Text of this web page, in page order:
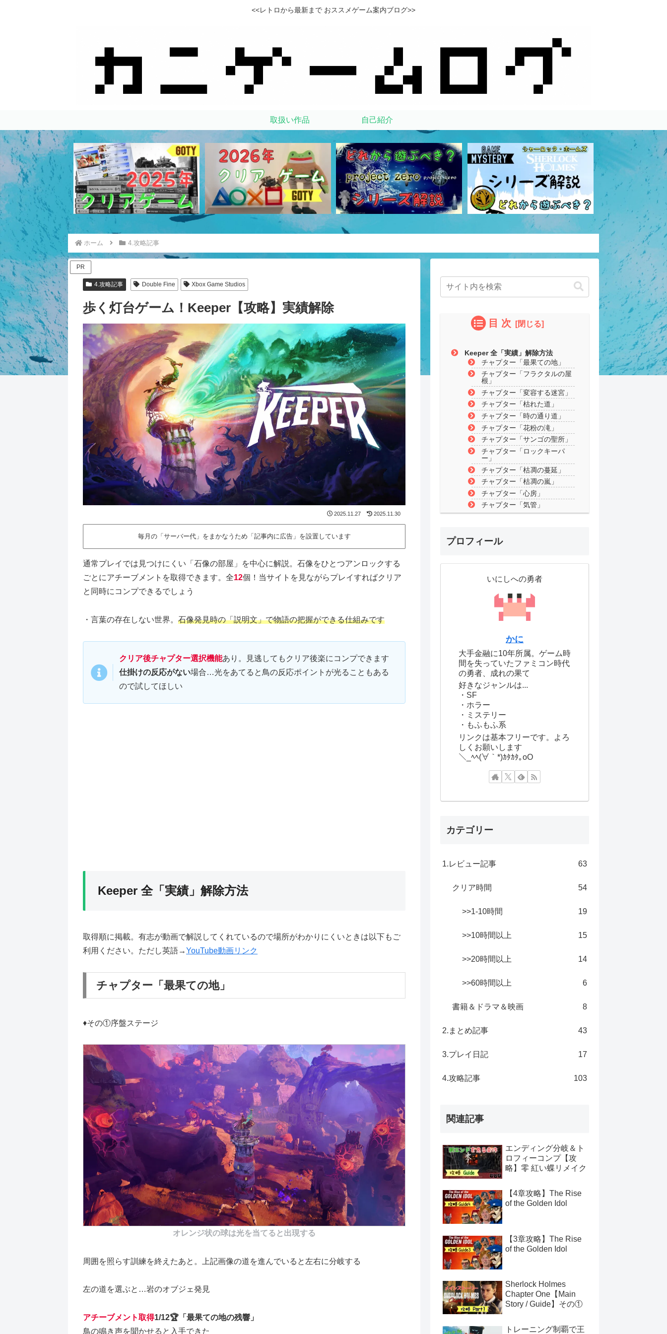
<<レトロから最新まで おススメゲーム案内ブログ>>
取扱い作品 自己紹介
ホーム 4.攻略記事
PR
4.攻略記事 Double Fine Xbox Game Studios
歩く灯台ゲーム！Keeper【攻略】実績解除
2025.11.27 2025.11.30
毎月の「サーバー代」をまかなうため「記事内に広告」を設置しています
通常プレイでは見つけにくい「石像の部屋」を中心に解説。石像をひとつアンロックする
ごとにアチーブメントを取得できます。全12個！当サイトを見ながらプレイすればクリア
と同時にコンプできるでしょう
・言葉の存在しない世界。 石像発見時の「説明文」で物語の把握ができる仕組みです
クリア後チャプター選択機能あり。見逃してもクリア後楽にコンプできます
仕掛けの反応がない場合…光をあてると鳥の反応ポイントが光ることもある
ので試してほしい
Keeper 全「実績」解除方法
取得順に掲載。有志が動画で解説してくれているので場所がわかりにくいときは以下もご
利用ください。ただし英語→YouTube動画リンク
チャプター「最果ての地」
♦その①序盤ステージ
オレンジ状の球は光を当てると出現する
周囲を照らす訓練を終えたあと。上記画像の道を進んでいると左右に分岐する
左の道を選ぶと…岩のオブジェ発見
アチーブメント取得1/12🏆「最果ての地の残響」
鳥の鳴き声を聞かせると入手できた
目 次
Keeper 全「実績」解除方法
チャプター「最果ての地」
チャプター「フラクタルの屋
根」
チャプター「変容する迷宮」
チャプター「枯れた道」
チャプター「時の通り道」
チャプター「花粉の滝」
チャプター「サンゴの聖所」
チャプター「ロックキーパ
ー」
チャプター「枯凋の蔓延」
チャプター「枯凋の嵐」
チャプター「心房」
チャプター「気管」
プロフィール
いにしへの勇者
かに
大手金融に10年所属。ゲーム時
間を失っていたファミコン時代
の勇者、成れの果て
好きなジャンルは...
・SF
・ホラー
・ミステリー
・もふもふ系
リンクは基本フリーです。よろ
しくお願いします
＼_ﾍﾍ(∀｀*)ｶﾀｶﾀ｡oO
カテゴリー
1.レビュー記事 63
クリア時間 54
>>1-10時間 19
>>10時間以上 15
>>20時間以上 14
>>60時間以上 6
書籍＆ドラマ＆映画 8
2.まとめ記事 43
3.プレイ日記 17
4.攻略記事 103
関連記事
エンディング分岐＆ト
ロフィーコンプ【攻
略】零 紅い蝶リメイク
【4章攻略】The Rise
of the Golden Idol
【3章攻略】The Rise
of the Golden Idol
Sherlock Holmes
Chapter One【Main
Story / Guide】その①
トレーニング制覇で王